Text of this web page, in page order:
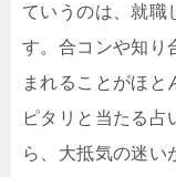
ていうのは、就職
す。合コンや知り
まれることがほと
ピタリと当たる占
ら、大抵気の迷い